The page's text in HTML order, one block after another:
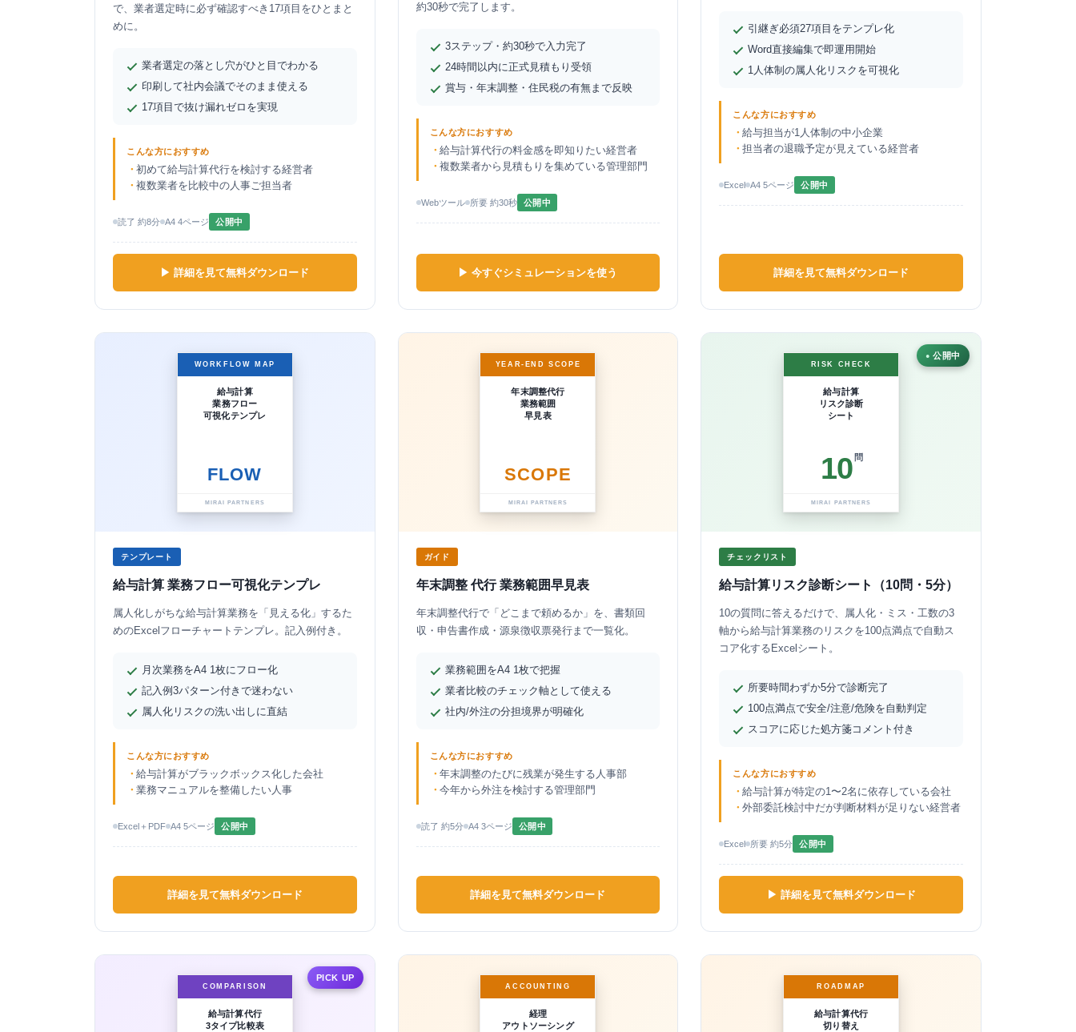
で、業者選定時に必ず確認すべき17項目をひとまと
めに。
業者選定の落とし穴がひと目でわかる
印刷して社内会議でそのまま使える
17項目で抜け漏れゼロを実現
こんな方におすすめ
初めて給与計算代行を検討する経営者
複数業者を比較中の人事ご担当者
読了 約8分 A4 4ページ 公開中
▶ 詳細を見て無料ダウンロード
約30秒で完了します。
3ステップ・約30秒で入力完了
24時間以内に正式見積もり受領
賞与・年末調整・住民税の有無まで反映
こんな方におすすめ
給与計算代行の料金感を即知りたい経営者
複数業者から見積もりを集めている管理部門
Webツール 所要 約30秒 公開中
▶ 今すぐシミュレーションを使う
引継ぎ必須27項目をテンプレ化
Word直接編集で即運用開始
1人体制の属人化リスクを可視化
こんな方におすすめ
給与担当が1人体制の中小企業
担当者の退職予定が見えている経営者
Excel A4 5ページ 公開中
詳細を見て無料ダウンロード
WORKFLOW MAP
給与計算
業務フロー
可視化テンプレ
FLOW
MIRAI PARTNERS
テンプレート
給与計算 業務フロー可視化テンプレ
属人化しがちな給与計算業務を「見える化」するた
めのExcelフローチャートテンプレ。記入例付き。
月次業務をA4 1枚にフロー化
記入例3パターン付きで迷わない
属人化リスクの洗い出しに直結
こんな方におすすめ
給与計算がブラックボックス化した会社
業務マニュアルを整備したい人事
Excel＋PDF A4 5ページ 公開中
詳細を見て無料ダウンロード
YEAR-END SCOPE
年末調整代行
業務範囲
早見表
SCOPE
MIRAI PARTNERS
ガイド
年末調整 代行 業務範囲早見表
年末調整代行で「どこまで頼めるか」を、書類回
収・申告書作成・源泉徴収票発行まで一覧化。
業務範囲をA4 1枚で把握
業者比較のチェック軸として使える
社内/外注の分担境界が明確化
こんな方におすすめ
年末調整のたびに残業が発生する人事部
今年から外注を検討する管理部門
読了 約5分 A4 3ページ 公開中
詳細を見て無料ダウンロード
公開中
RISK CHECK
給与計算
リスク診断
シート
10 問
MIRAI PARTNERS
チェックリスト
給与計算リスク診断シート（10問・5分）
10の質問に答えるだけで、属人化・ミス・工数の3
軸から給与計算業務のリスクを100点満点で自動ス
コア化するExcelシート。
所要時間わずか5分で診断完了
100点満点で安全/注意/危険を自動判定
スコアに応じた処方箋コメント付き
こんな方におすすめ
給与計算が特定の1〜2名に依存している会社
外部委託検討中だが判断材料が足りない経営者
Excel 所要 約5分 公開中
▶ 詳細を見て無料ダウンロード
PICK UP
COMPARISON
給与計算代行
3タイプ比較表
ACCOUNTING
経理
アウトソーシング
ROADMAP
給与計算代行
切り替え